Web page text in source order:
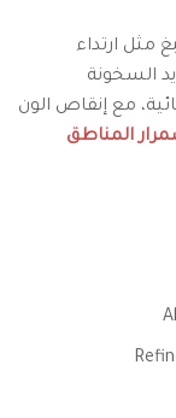
مثل ارتداء
السخونة
مع إنقاص الون
المناطق